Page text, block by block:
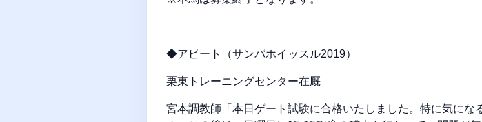
◆アピート（サンバホイッスル2019）
栗東トレーニングセンター在厩
宮本調教師「本日ゲート試験に合格いたしました。特に気に